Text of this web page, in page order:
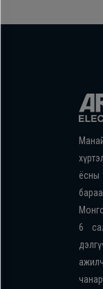
ёсны
6